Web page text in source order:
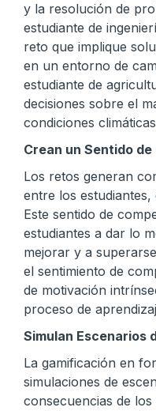
y la resolución de
estudiante de
reto que implique
en un entorno de
estudiante de
decisiones sobre el
condiciones
Crean un Sentido
Los retos generan
entre los
Este sentido de
estudiantes a dar lo
mejorar y a
el sentimiento de
de motivación
proceso de
Simulan Escenarios
La gamificación en
simulaciones de
consecuencias de